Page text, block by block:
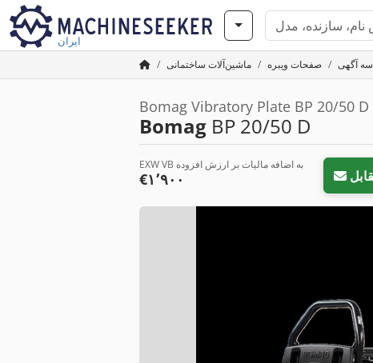
ایران
ماشین‌آلات ساختمانی صفحات ویبره
Bomag Vibratory Plate BP 20/50 D
Bomag BP 20/50 D
EXW VB به اضافه مالیات بر ارزش افزوده
‎€۱٬۹۰۰